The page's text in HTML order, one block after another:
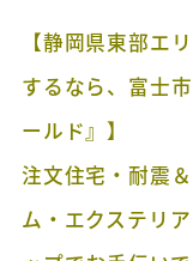
【静岡県東部エ
するなら、富士
ールド』】
注文住宅・耐震
ム・エクステリ